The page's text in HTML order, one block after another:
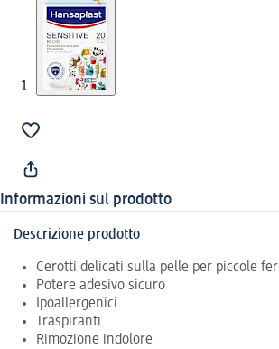
Informazioni sul prodotto
Descrizione prodotto
Cerotti delicati sulla pelle per piccole
Potere adesivo sicuro
Ipoallergenici
Traspiranti
Rimozione indolore